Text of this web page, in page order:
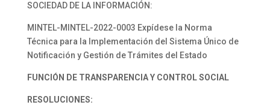
SOCIEDAD DE LA INFORMACIÓN:
MINTEL-MINTEL-2022-0003 Expídese la Norma
Técnica para la Implementación del Sistema Único de
Notificación y Gestión de Trámites del Estado
FUNCIÓN DE TRANSPARENCIA Y CONTROL SOCIAL
RESOLUCIONES: